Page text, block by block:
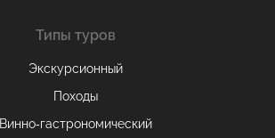
Типы туров
Экскурсионный
Походы
Винно-гастрономический